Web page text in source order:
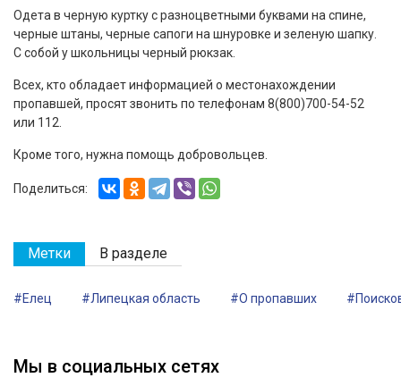
Одета в черную куртку с разноцветными буквами на спине,
черные штаны, черные сапоги на шнуровке и зеленую шапку.
С собой у школьницы черный рюкзак.
Всех, кто обладает информацией о местонахождении
пропавшей, просят звонить по телефонам 8(800)700-54-52
или 112.
Кроме того, нужна помощь добровольцев.
Поделиться:
Метки В разделе
#Елец #Липецкая область #О пропавших
Мы в социальных сетях